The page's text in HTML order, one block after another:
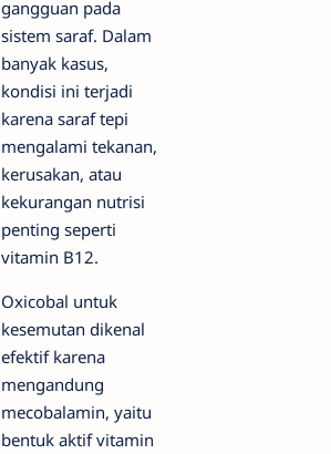
gangguan pada
sistem saraf. Dalam
banyak kasus,
kondisi ini terjadi
karena saraf tepi
mengalami tekanan,
kerusakan, atau
kekurangan nutrisi
penting seperti
vitamin B12.
Oxicobal untuk
kesemutan dikenal
efektif karena
mengandung
mecobalamin, yaitu
bentuk aktif vitamin